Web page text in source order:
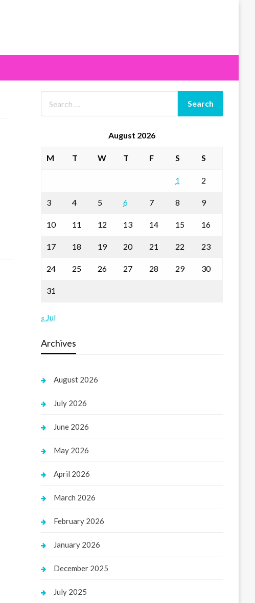
August 2026
M T W T F S S
1 2
3 4 5 6 7 8 9
10 11 12 13 14 15 16
17 18 19 20 21 22 23
24 25 26 27 28 29 30
31
« Jul
Archives
August 2026
July 2026
June 2026
May 2026
April 2026
March 2026
February 2026
January 2026
December 2025
July 2025